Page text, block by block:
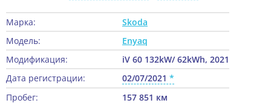
Марка:
Skoda
Модель:
Enyaq
Модификация:
iV 60 132kW/ 62kWh, 2021
Дата регистрации:
02/07/2021
Пробег:
157 851 км